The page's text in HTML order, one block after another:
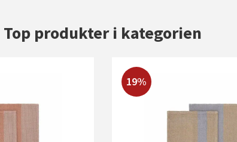
Top produkter i kategorien
19%